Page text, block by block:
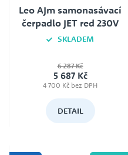
Leo AJm samonasávací
čerpadlo JET red 230V
SKLADEM
6 287 Kč
5 687 Kč
4 700 Kč bez DPH
DETAIL